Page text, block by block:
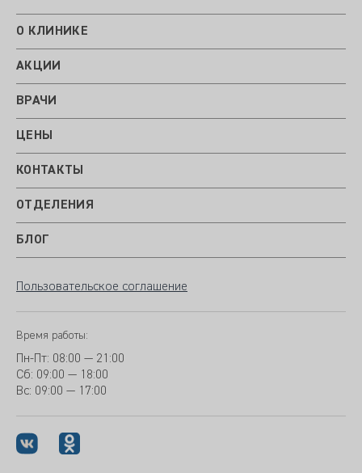
О КЛИНИКЕ
АКЦИИ
ВРАЧИ
ЦЕНЫ
КОНТАКТЫ
ОТДЕЛЕНИЯ
БЛОГ
Пользовательское соглашение
Время работы:
Пн-Пт: 08:00 — 21:00
Сб: 09:00 — 18:00
Вс: 09:00 — 17:00